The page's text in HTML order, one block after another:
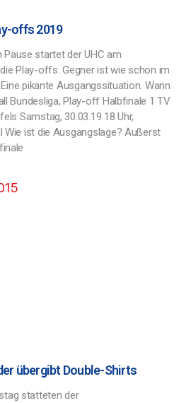
offs 2019
startet der UHC am
Play-offs. Gegner ist wie schon im
pikante Ausgangssituation. Wann
Bundesliga, Play-off Halbfinale 1 TV
Samstag, 30.03.19 18 Uhr,
ist die Ausgangslage? Äußerst
übergibt Double-Shirts
statteten der